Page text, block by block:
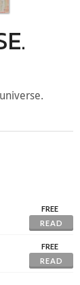
FREE
READ
FREE
READ